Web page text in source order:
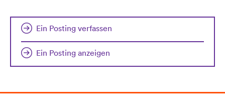
Ein Posting verfassen
Ein Posting anzeigen